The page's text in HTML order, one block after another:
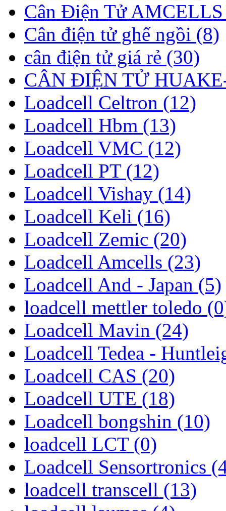
Cân Điện Tử
Cân điện tử ghế ngồi (8)
cân điện tử giá rẻ (30)
CÂN ĐIỆN TỬ
Loadcell Celtron (12)
Loadcell Hbm (13)
Loadcell VMC (12)
Loadcell PT (12)
Loadcell Vishay (14)
Loadcell Keli (16)
Loadcell Zemic (20)
Loadcell Amcells (23)
Loadcell And - Japan (5)
loadcell mettler toledo
Loadcell Mavin (24)
Loadcell Tedea -
Loadcell CAS (20)
Loadcell UTE (18)
Loadcell bongshin (10)
loadcell LCT (0)
Loadcell Sensortronics
loadcell transcell (13)